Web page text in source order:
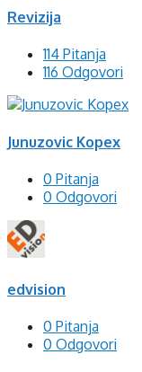
Revizija
114 Pitanja
116 Odgovori
Junuzovic Kopex
0 Pitanja
0 Odgovori
edvision
0 Pitanja
0 Odgovori